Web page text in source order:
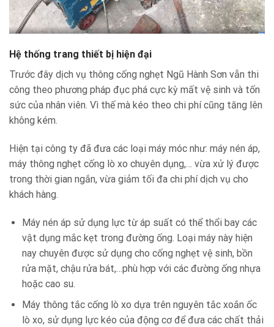
Hệ thống trang thiết bị hiện đại
Trước đây dịch vụ thông cống nghẹt Ngũ Hành Sơn vẫn thi
công theo phương pháp đục phá cực kỳ mất vệ sinh và tốn
sức của nhân viên. Vì thế mà kéo theo chi phí cũng tăng lên
không kém.
Hiện tại công ty đã đưa các loại máy móc như: máy nén áp,
máy thông nghẹt cống lò xo chuyên dụng,… vừa xử lý được
trong thời gian ngắn, vừa giảm tối đa chi phí dịch vụ cho
khách hàng.
Máy nén áp sử dụng lực từ áp suất có thể thổi bay các
vật dụng mắc kẹt trong đường ống. Loại máy này hiện
nay chuyên được sử dụng cho cống nghẹt vệ sinh, bồn
rửa mặt, chậu rửa bát,…phù hợp với các đường ống nhựa
hoặc cao su.
Máy thông tắc cống lò xo dựa trên nguyên tắc xoắn ốc
lò xo, sử dụng lực kéo của động cơ để đưa các chất thải